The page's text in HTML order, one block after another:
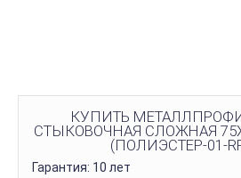
КУПИТЬ
СТЫКОВОЧНАЯ СЛОЖНАЯ
(ПОЛИЭСТЕР-01-
Гарантия: 10 лет